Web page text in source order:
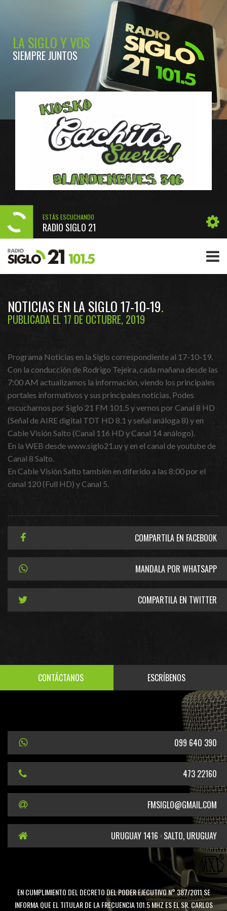
LA SIGLO Y VOS
SIEMPRE JUNTOS
ESTÁS ESCUCHANDO
RADIO SIGLO 21
NOTICIAS EN LA SIGLO 17-10-19
PUBLICADA EL 17 DE OCTUBRE, 2019
Programa Noticias en la Siglo correspondiente al 17-10-19.
Con la conducción de Rodrigo Tejeira, cada mañana desde las
7:00 AM actualizamos la información, viendo los principales
portales informativos y sus principales noticias. Podes
escucharnos por Siglo 21 FM 101.5 y vernos por Canal 8 HD
(Señal de AIRE digital TDT HD 8.1 y señal análoga 8) y en
Cable Visión Salto (Canal 116 HD y Canal 14 análogo).
En la WEB desde www.siglo21.uy y en el canal de youtube de
Canal 8 Salto.
En Cable Visión Salto también en diferido a las 8:00 por el
canal 120 (Full HD) y Canal 5.
COMPARTILA EN FACEBOOK
MANDALA POR WHATSAPP
COMPARTILA EN TWITTER
CONTÁCTANOS ESCRÍBENOS
099 640 390
473 22160
FMSIGLO@GMAIL.COM
URUGUAY 1416 · SALTO, URUGUAY
EN CUMPLIMIENTO DEL DECRETO DEL PODER EJECUTIVO N° 387/2011 SE
INFORMA QUE EL TITULAR DE LA FRECUENCIA 101.5 MHZ ES EL SR. CARLOS